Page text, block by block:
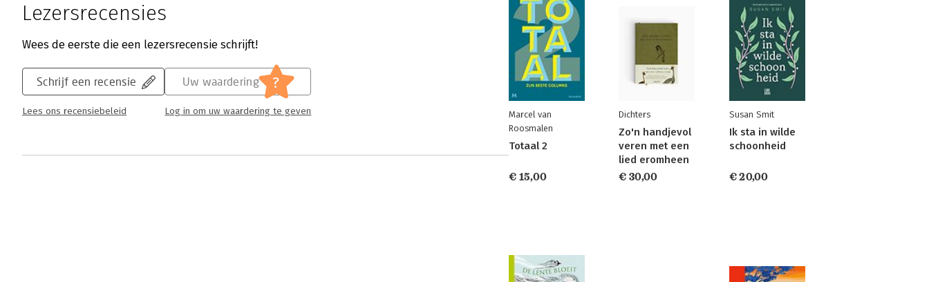
Lezersrecensies
Wees de eerste die een lezersrecensie schrijft!
Schrijf een recensie
Lees ons recensiebeleid
Uw waardering ?
Log in om uw waardering te geven
Marcel van
Roosmalen
Totaal 2
€ 15,00
Dichters
Zo'n handjevol
veren met een
lied eromheen
€ 30,00
Susan Smit
Ik sta in wilde
schoonheid
€ 20,00